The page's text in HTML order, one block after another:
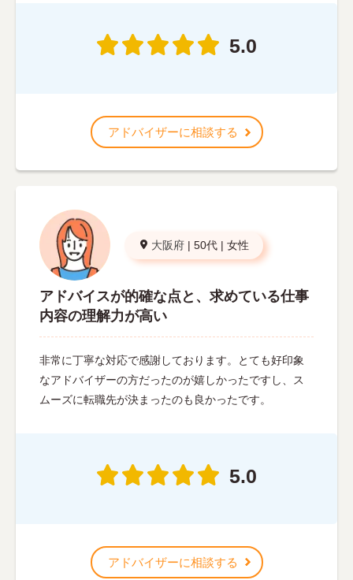
5.0
アドバイザーに相談する
大阪府 | 50代 | 女性
アドバイスが的確な点と、求めている仕事
内容の理解力が高い
非常に丁寧な対応で感謝しております。とても好印象
なアドバイザーの方だったのが嬉しかったですし、ス
ムーズに転職先が決まったのも良かったです。
5.0
アドバイザーに相談する